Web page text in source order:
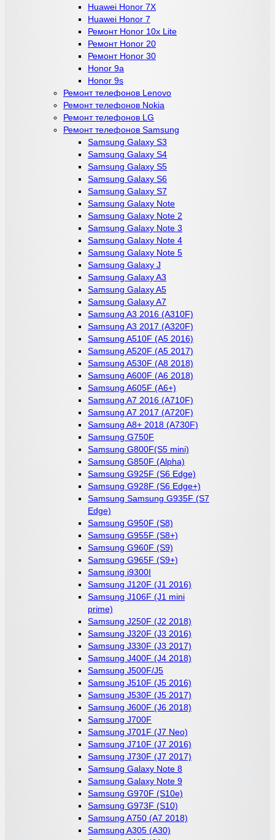
Huawei Honor 7X
Huawei Honor 7
Ремонт Honor 10x Lite
Ремонт Honor 20
Ремонт Honor 30
Honor 9a
Honor 9s
Ремонт телефонов Lenovo
Ремонт телефонов Nokia
Ремонт телефонов LG
Ремонт телефонов Samsung
Samsung Galaxy S3
Samsung Galaxy S4
Samsung Galaxy S5
Samsung Galaxy S6
Samsung Galaxy S7
Samsung Galaxy Note
Samsung Galaxy Note 2
Samsung Galaxy Note 3
Samsung Galaxy Note 4
Samsung Galaxy Note 5
Samsung Galaxy J
Samsung Galaxy A3
Samsung Galaxy A5
Samsung Galaxy A7
Samsung A3 2016 (A310F)
Samsung A3 2017 (A320F)
Samsung A510F (A5 2016)
Samsung A520F (A5 2017)
Samsung A530F (A8 2018)
Samsung A600F (A6 2018)
Samsung A605F (A6+)
Samsung A7 2016 (A710F)
Samsung A7 2017 (A720F)
Samsung A8+ 2018 (A730F)
Samsung G750F
Samsung G800F(S5 mini)
Samsung G850F (Alpha)
Samsung G925F (S6 Edge)
Samsung G928F (S6 Edge+)
Samsung Samsung G935F (S7
Edge)
Samsung G950F (S8)
Samsung G955F (S8+)
Samsung G960F (S9)
Samsung G965F (S9+)
Samsung i9300I
Samsung J120F (J1 2016)
Samsung J106F (J1 mini
prime)
Samsung J250F (J2 2018)
Samsung J320F (J3 2016)
Samsung J330F (J3 2017)
Samsung J400F (J4 2018)
Samsung J500F/J5
Samsung J510F (J5 2016)
Samsung J530F (J5 2017)
Samsung J600F (J6 2018)
Samsung J700F
Samsung J701F (J7 Neo)
Samsung J710F (J7 2016)
Samsung J730F (J7 2017)
Samsung Galaxy Note 8
Samsung Galaxy Note 9
Samsung G970F (S10e)
Samsung G973F (S10)
Samsung A750 (A7 2018)
Samsung A305 (A30)